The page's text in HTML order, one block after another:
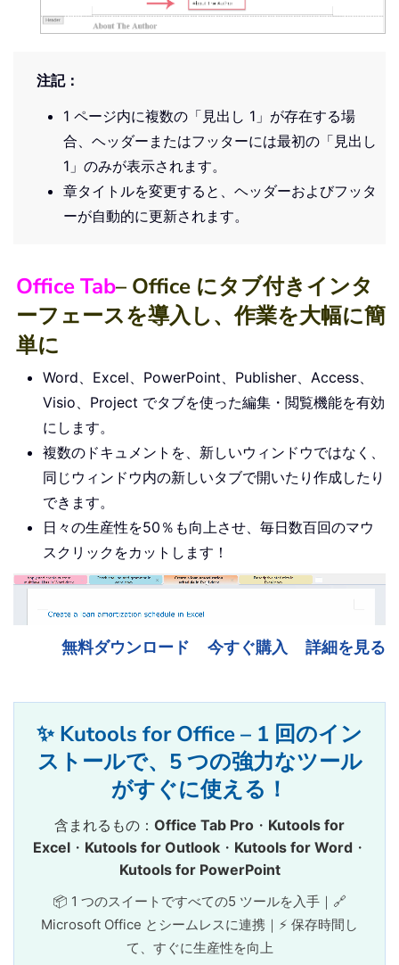
注記：
1 ページ内に複数の「見出し 1」が存在する場
合、ヘッダーまたはフッターには最初の「見出し
1」のみが表示されます。
章タイトルを変更すると、ヘッダーおよびフッタ
ーが自動的に更新されます。
Office Tab– Office にタブ付きインタ
ーフェースを導入し、作業を大幅に簡
単に
Word、Excel、PowerPoint、Publisher、Access、
Visio、Project でタブを使った編集・閲覧機能を有効
にします。
複数のドキュメントを、新しいウィンドウではなく、
同じウィンドウ内の新しいタブで開いたり作成したり
できます。
日々の生産性を50％も向上させ、毎日数百回のマウ
スクリックをカットします！
無料ダウンロード 今すぐ購入 詳細を見る
✨ Kutools for Office – 1 回のイン
ストールで、5 つの強力なツール
がすぐに使える！
含まれるもの： Office Tab Pro ・ Kutools for
Excel・ Kutools for Outlook・ Kutools for Word・
Kutools for PowerPoint
📦 1 つのスイートですべての5 ツールを入手｜🔗
Microsoft Office とシームレスに連携｜⚡ 保存時間し
て、すぐに生産性を向上